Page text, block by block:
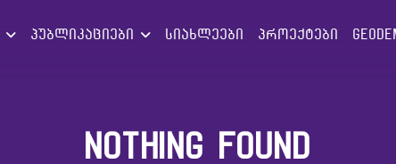
პუბლიკაციები სიახლეები პროექტები
NOTHING FOUND